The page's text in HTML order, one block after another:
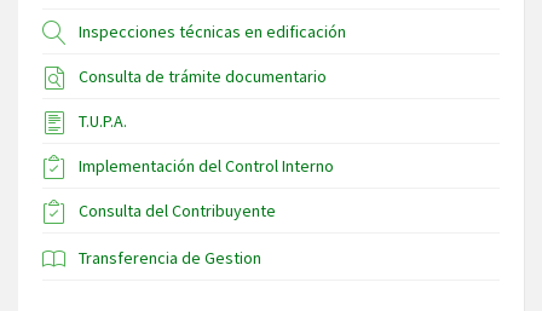
Inspecciones técnicas en edificación
Consulta de trámite documentario
T.U.P.A.
Implementación del Control Interno
Consulta del Contribuyente
Transferencia de Gestion